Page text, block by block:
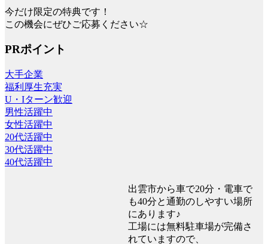
今だけ限定の特典です！
この機会にぜひご応募ください☆
PRポイント
大手企業
福利厚生充実
U・Iターン歓迎
男性活躍中
女性活躍中
20代活躍中
30代活躍中
40代活躍中
出雲市から車で20分・電車で
も40分と通勤のしやすい場所
にあります♪
工場には無料駐車場が完備さ
れていますので、